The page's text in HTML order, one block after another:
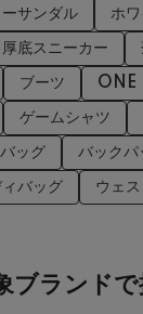
サンダル
ホ
厚底スニーカー
ブーツ
ONE
ゲームシャツ
バッグ
バックパ
バッグ
ウェ
ブランドで